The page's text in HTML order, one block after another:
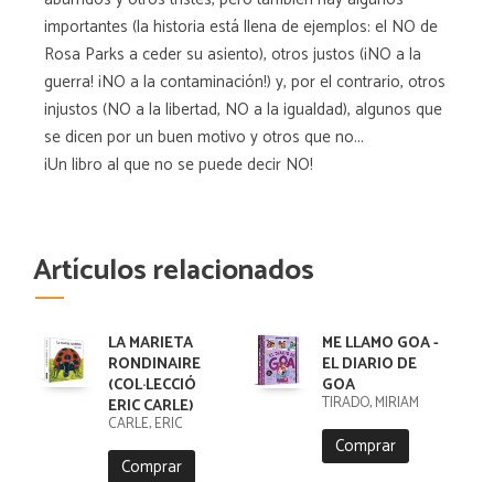
importantes (la historia está llena de ejemplos: el NO de
Rosa Parks a ceder su asiento), otros justos (¡NO a la
guerra! ¡NO a la contaminación!) y, por el contrario, otros
injustos (NO a la libertad, NO a la igualdad), algunos que
se dicen por un buen motivo y otros que no...
¡Un libro al que no se puede decir NO!
Artículos relacionados
LA MARIETA
RONDINAIRE
(COL·LECCIÓ
ERIC CARLE)
CARLE, ERIC
Comprar
ME LLAMO GOA -
EL DIARIO DE
GOA
TIRADO, MIRIAM
Comprar